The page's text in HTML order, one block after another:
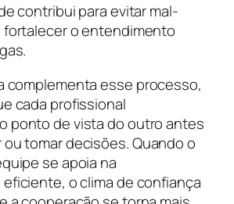
contribui para evitar mal-
o entendimento
complementa esse processo,
cada profissional
ponto de vista do outro antes
tomar decisões. Quando o
se apoia na
o clima de confiança